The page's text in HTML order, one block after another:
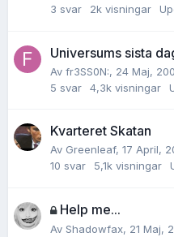
3 svar 2k visningar
Universums sista
Av fr3SS0N:, 24 Maj,
5 svar 4,3k visningar
Kvarteret Skatan
Av Greenleaf, 17 April,
10 svar 5,1k visningar
Help me...
Av Shadowfax, 21 Maj,